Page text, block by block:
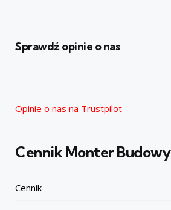
Sprawdź opinie o nas
Opinie o nas na Trustpilot
Cennik Monter Budowy
Cennik